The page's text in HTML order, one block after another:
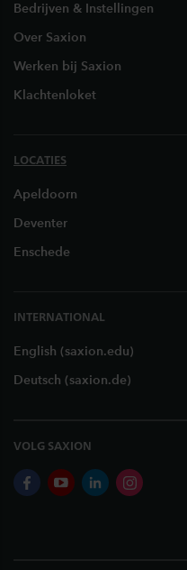
Bedrijven & Instellingen
Over Saxion
Werken bij Saxion
Klachtenloket
LOCATIES
Apeldoorn
Deventer
Enschede
INTERNATIONAL
English (saxion.edu)
Deutsch (saxion.de)
VOLG SAXION
facebookyoutubelinkedininstagram